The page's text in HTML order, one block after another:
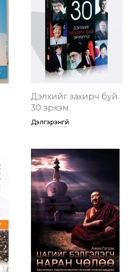
Дэлхийг захирч буй
30 эрхэм
Дэлгэрэнгүй